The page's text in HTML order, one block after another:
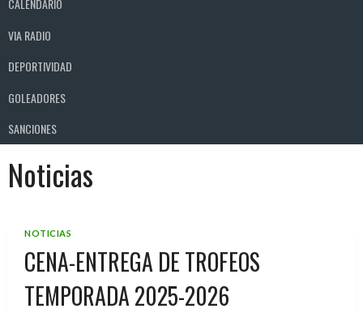
CALENDARIO
VIA RADIO
DEPORTIVIDAD
GOLEADORES
SANCIONES
Noticias
NOTICIAS
CENA-ENTREGA DE TROFEOS
TEMPORADA 2025-2026